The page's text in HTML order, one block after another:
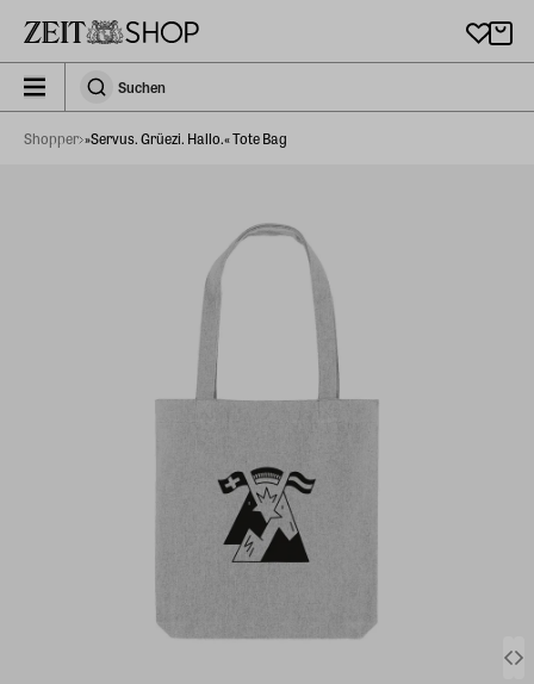
zeit_storefront.components.search.collapsed
SuchenSuchen
Shopper »Servus. Grüezi. Hallo.« Tote Bag